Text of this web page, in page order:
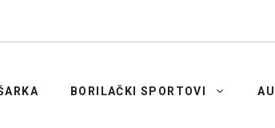
BORILAČKI SPORTOVI